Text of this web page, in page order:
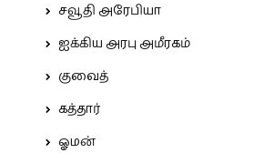
சவூதி அரேபியா
ஐக்கிய அரபு அமீரகம்
குவைத்
கத்தார்
ஓமன்